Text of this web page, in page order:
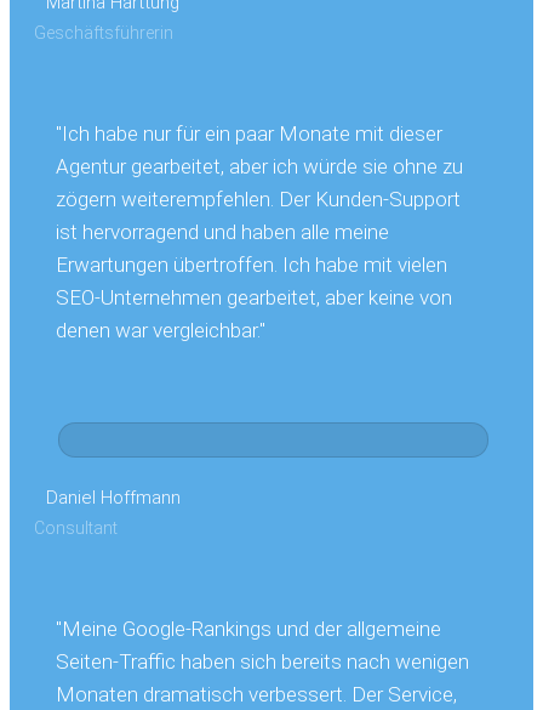
Geschäftsführerin
"Ich habe nur für ein paar Monate mit dieser
Agentur gearbeitet, aber ich würde sie ohne zu
zögern weiterempfehlen. Der Kunden-Support
ist hervorragend und haben alle meine
Erwartungen übertroffen. Ich habe mit vielen
SEO-Unternehmen gearbeitet, aber keine von
denen war vergleichbar."
Daniel Hoffmann
Consultant
"Meine Google-Rankings und der allgemeine
Seiten-Traffic haben sich bereits nach wenigen
Monaten dramatisch verbessert. Der Service,